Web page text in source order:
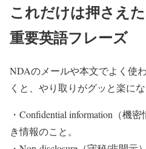
これだけは押さえ
重要英語フレーズ
NDAのメールや本文でよく使
くと、やり取りがグッと楽にな
・Confidential information（機
き情報のこと。